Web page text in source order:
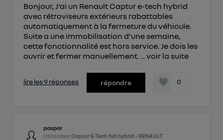
Bonjour, J'ai un Renault Captur e-tech hybrid
avec rétroviseurs extérieurs rabattables
automatiquement à la fermeture du véhicule.
Suite a une immobilisation d'une semaine,
cette fonctionnalité est hors service. Je dois les
ouvrir et fermer manuellement. ... voir la suite
lire les 9 réponses répondre 0
paspar
UtilisateurCaptur E-Tech full hybrid - RENAULT